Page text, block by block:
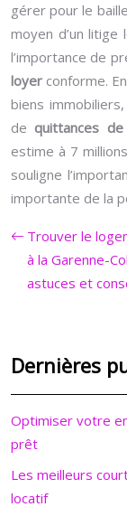
gérer pour le
moyen d’un litige
l’importance de
loyer conforme.
biens
dequittances
estime à 7
souligne
importante de la
Trouver le
à la Garenne-
astuces et
Dernières
Optimiser votre
prêt
Les meilleurs
locatif